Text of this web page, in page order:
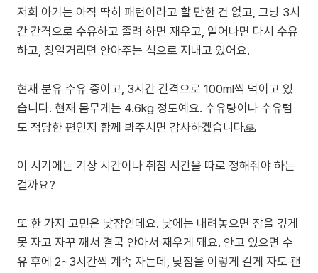
저희 아기는 아직 딱히 패턴이라고 할 만한 건 없고, 그냥 3시
간 간격으로 수유하고 졸려 하면 재우고, 일어나면 다시 수유
하고, 칭얼거리면 안아주는 식으로 지내고 있어요.
현재 분유 수유 중이고, 3시간 간격으로 100ml씩 먹이고 있
습니다. 현재 몸무게는 4.6kg 정도예요. 수유량이나 수유텀
도 적당한 편인지 함께 봐주시면 감사하겠습니다🙏
이 시기에는 기상 시간이나 취침 시간을 따로 정해줘야 하는
걸까요?
또 한 가지 고민은 낮잠인데요. 낮에는 내려놓으면 잠을 깊게
못 자고 자꾸 깨서 결국 안아서 재우게 돼요. 안고 있으면 수
유 후에 2~3시간씩 계속 자는데, 낮잠을 이렇게 길게 자도 괜